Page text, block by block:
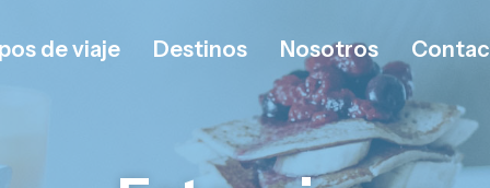
de viaje Destinos Nosotros